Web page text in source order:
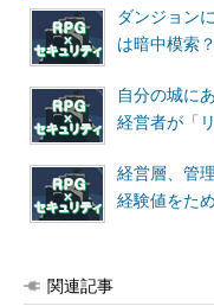
ダンジョン
は暗中模索？
自分の城に
経営者が「
経営層、管
経験値をた
関連記事